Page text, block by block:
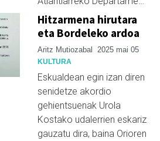
Hitzarmena hirutara
eta Bordeleko ardoa
Aritz Mutiozabal 2025 mai 05
KULTURA
Eskualdean egin izan diren
senidetze akordio
gehientsuenak Urola
Kostako udalerrien eskariz
gauzatu dira, baina Orioren